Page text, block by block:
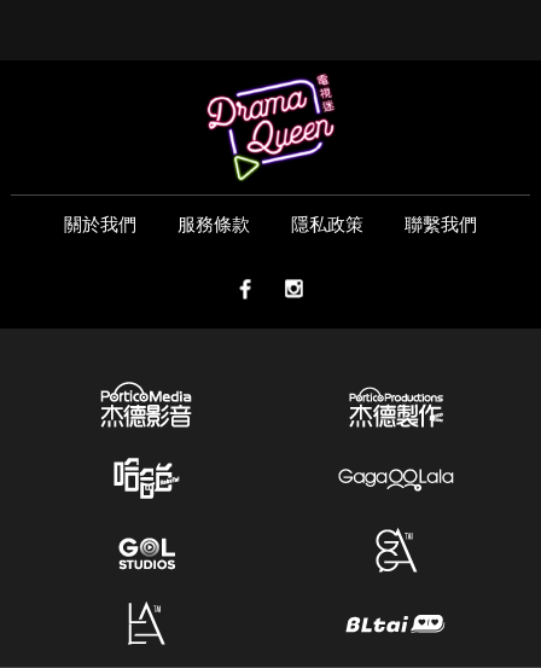
關於我們 服務條款 隱私政策 聯繫我們